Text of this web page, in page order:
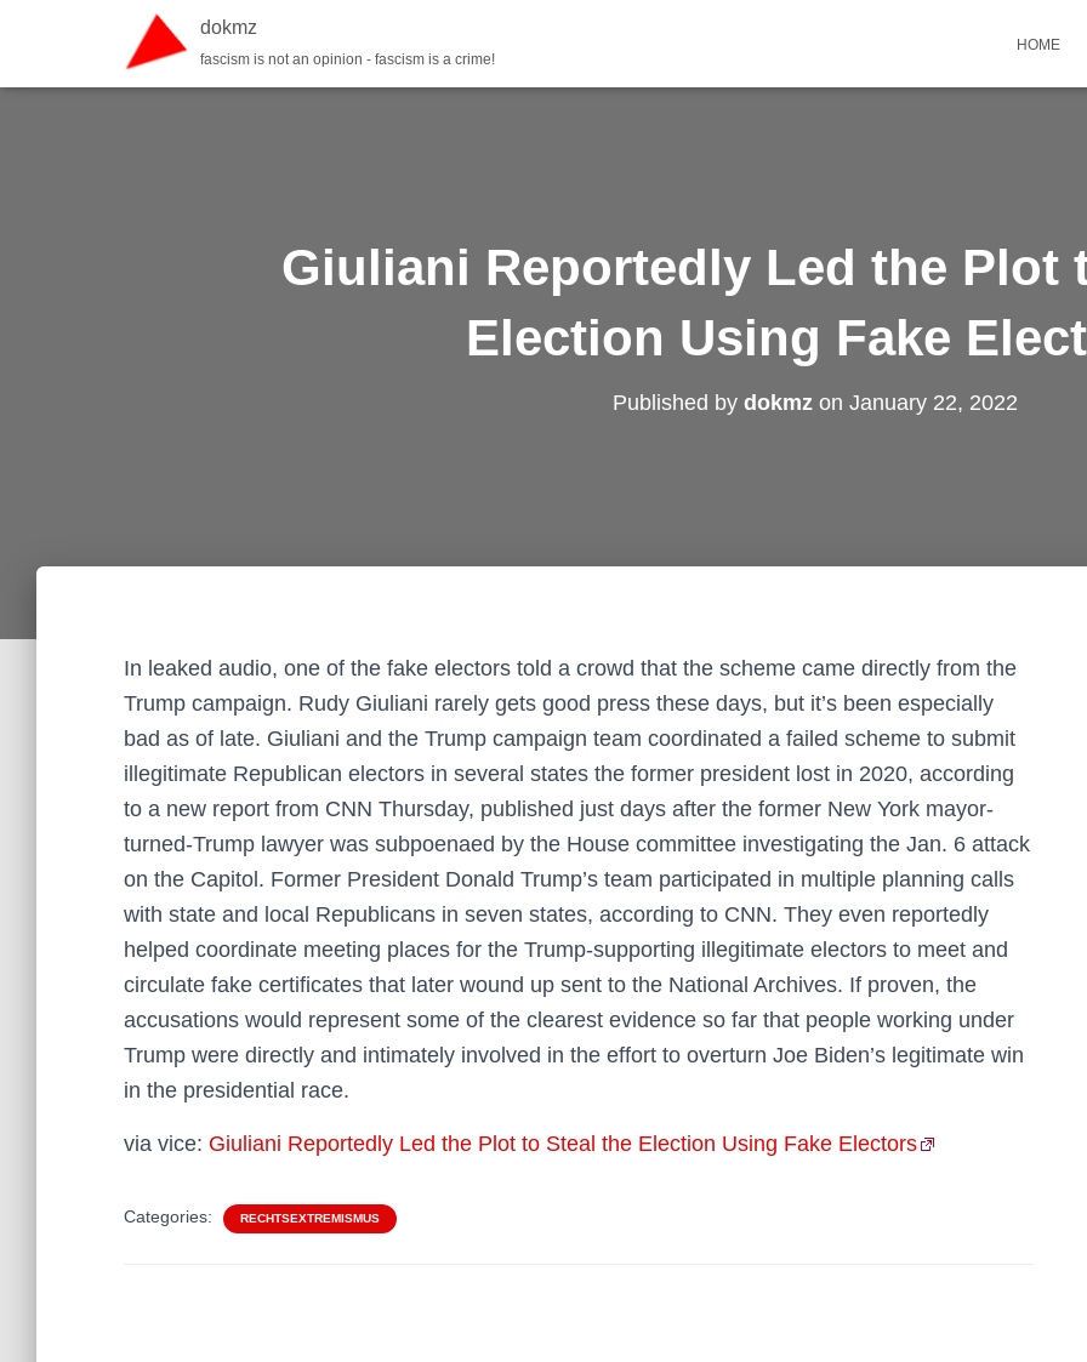
dokmz
fascism is not an opinion - fascism is a crime!
HOME
Giuliani Reportedly Led the Plot
Election Using Fake
Published by dokmz on January 22, 2022
In leaked audio, one of the fake electors told a crowd that the scheme came directly from the
Trump campaign. Rudy Giuliani rarely gets good press these days, but it’s been especially
bad as of late. Giuliani and the Trump campaign team coordinated a failed scheme to submit
illegitimate Republican electors in several states the former president lost in 2020, according
to a new report from CNN Thursday, published just days after the former New York mayor-
turned-Trump lawyer was subpoenaed by the House committee investigating the Jan. 6 attack
on the Capitol. Former President Donald Trump’s team participated in multiple planning calls
with state and local Republicans in seven states, according to CNN. They even reportedly
helped coordinate meeting places for the Trump-supporting illegitimate electors to meet and
circulate fake certificates that later wound up sent to the National Archives. If proven, the
accusations would represent some of the clearest evidence so far that people working under
Trump were directly and intimately involved in the effort to overturn Joe Biden’s legitimate win
in the presidential race.
via vice: Giuliani Reportedly Led the Plot to Steal the Election Using Fake Electors
Categories: RECHTSEXTREMISMUS